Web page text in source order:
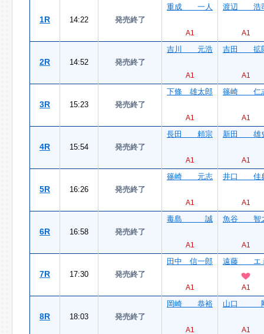
1R 14:22 発売終了
重成 一人
A1
渡辺 浩
A1
2R 14:52 発売終了
吉川 元浩
A1
吉田 拡
A1
3R 15:23 発売終了
下條 雄太郎
A1
篠崎 仁
A1
4R 15:54 発売終了
長田 頼宗
A1
新田 雄
A1
5R 16:26 発売終了
篠崎 元志
A1
井口 佳
A1
6R 16:58 発売終了
毒島 誠
A1
魚谷 智
A1
7R 17:30 発売終了
田中 信一郎
A1
遠藤 エ
A1
8R 18:03 発売終了
岡崎 恭裕
A1
山口
A1